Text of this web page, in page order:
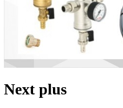
Next plus